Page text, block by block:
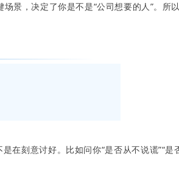
，决定了你是不是“公司想要的人”。所
在刻意讨好。比如问你“是否从不说谎